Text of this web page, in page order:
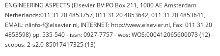
ENGINEERING ASPECTS (Elsevier BV:PO Box 211, 1000 AE Amsterdam
Netherlands:011 31 20 4853757, 011 31 20 4853642, 011 31 20 4853641,
EMAIL: nlinfo-f@elsevier.nl, INTERNET: http://www.elsevier.nl, Fax: 011 31 20
4853598) pp. 535-540 - issn: 0927-7757 - wos: WOS:000412065600073 (12) -
scopus: 2-s2.0-85017417325 (13)